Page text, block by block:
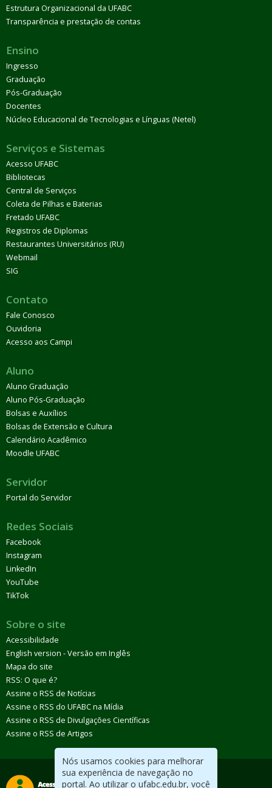
Nós usamos cookies para melhorar
sua experiência de navegação no
portal. Ao utilizar o ufabc.edu.br, você
Estrutura Organizacional da UFABC
Transparência e prestação de contas
Ensino
Ingresso
Graduação
Pós-Graduação
Docentes
Núcleo Educacional de Tecnologias e Línguas (Netel)
Serviços e Sistemas
Acesso UFABC
Bibliotecas
Central de Serviços
Coleta de Pilhas e Baterias
Fretado UFABC
Registros de Diplomas
Restaurantes Universitários (RU)
Webmail
SIG
Contato
Fale Conosco
Ouvidoria
Acesso aos Campi
Aluno
Aluno Graduação
Aluno Pós-Graduação
Bolsas e Auxílios
Bolsas de Extensão e Cultura
Calendário Acadêmico
Moodle UFABC
Servidor
Portal do Servidor
Redes Sociais
Facebook
Instagram
LinkedIn
YouTube
TikTok
Sobre o site
Acessibilidade
English version - Versão em Inglês
Mapa do site
RSS: O que é?
Assine o RSS de Notícias
Assine o RSS do UFABC na Mídia
Assine o RSS de Divulgações Científicas
Assine o RSS de Artigos